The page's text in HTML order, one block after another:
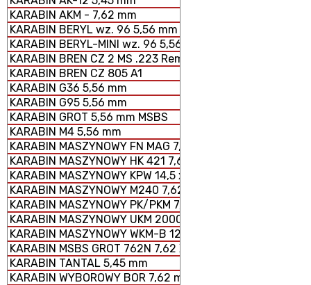
KARABIN AKM - 7,62 mm
KARABIN BERYL wz. 96 5,56 mm SZTURMOWY
KARABIN BERYL-MINI wz. 96 5,56 mm SZTURMOWY
KARABIN BREN CZ 2 MS .223 Rem.
KARABIN BREN CZ 805 A1
KARABIN G36 5,56 mm
KARABIN G95 5,56 mm
KARABIN GROT 5,56 mm MSBS
KARABIN M4 5,56 mm
KARABIN MASZYNOWY FN MAG 7,62 × 51 mm
KARABIN MASZYNOWY HK 421 7,62 x 51 mm
KARABIN MASZYNOWY KPW 14,5 x 114 mm
KARABIN MASZYNOWY M240 7,62 × 51 mm
KARABIN MASZYNOWY PK/PKM 7,62 x 54 mm
KARABIN MASZYNOWY UKM 2000 P 7,62 x 51 mm
KARABIN MASZYNOWY WKM-B 12,7 x 99 mm
KARABIN MSBS GROT 762N 7,62 X 51 mm
KARABIN TANTAL 5,45 mm
KARABIN WYBOROWY BOR 7,62 mm